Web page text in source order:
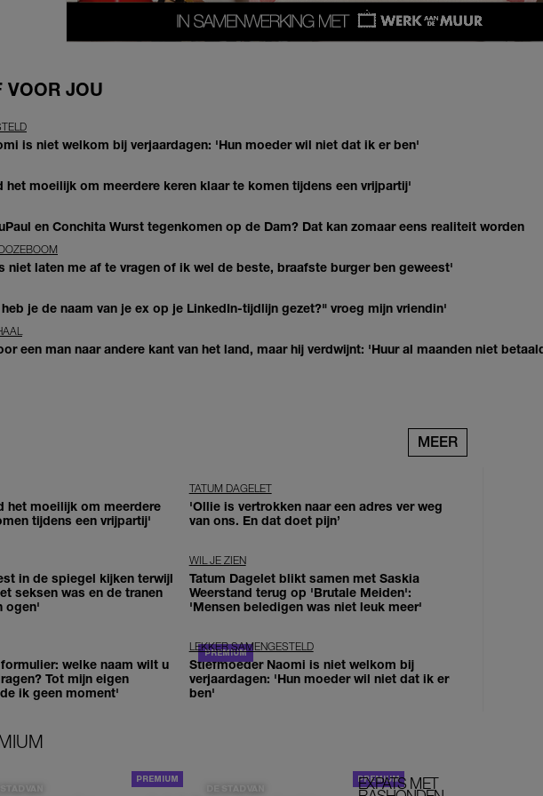
VOOR JOU
is niet welkom bij verjaardagen: 'Hun moeder wil niet dat ik er ben'
het moeilijk om meerdere keren klaar te komen tijdens een vrijpartij'
en Conchita Wurst tegenkomen op de Dam? Dat kan zomaar eens realiteit worden
niet laten me af te vragen of ik wel de beste, braafste burger ben geweest'
je de naam van je ex op je LinkedIn-tijdlijn gezet?" vroeg mijn vriendin'
een man naar andere kant van het land, maar hij verdwijnt: 'Huur al maanden niet
MEER
het moeilijk om meerdere
tijdens een vrijpartij'
TATUM DAGELET
'Ollie is vertrokken naar een adres ver weg
van ons. En dat doet pijn’
in de spiegel kijken terwijl
seksen was en de tranen
ogen'
WIL JE ZIEN
Tatum Dagelet blikt samen met Saskia
Weerstand terug op 'Brutale Meiden':
'Mensen beledigen was niet leuk meer'
welke naam wilt u
Tot mijn eigen
ik geen moment'
LEKKER SAMENGESTELD
Stiefmoeder Naomi is niet welkom bij
verjaardagen: 'Hun moeder wil niet dat ik er
ben'
STAD VAN DE STAD VAN EXPATS MET